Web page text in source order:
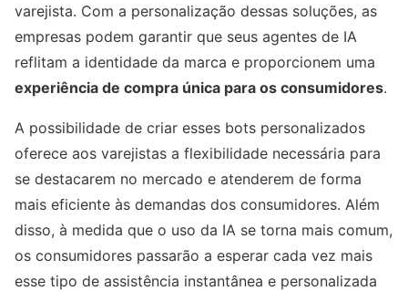
varejista. Com a personalização dessas soluções, as
empresas podem garantir que seus agentes de IA
reflitam a identidade da marca e proporcionem uma
experiência de compra única para os consumidores.
A possibilidade de criar esses bots personalizados
oferece aos varejistas a flexibilidade necessária para
se destacarem no mercado e atenderem de forma
mais eficiente às demandas dos consumidores. Além
disso, à medida que o uso da IA se torna mais comum,
os consumidores passarão a esperar cada vez mais
esse tipo de assistência instantânea e personalizada